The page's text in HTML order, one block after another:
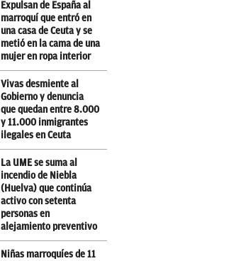
Expulsan de España al
marroquí que entró en
una casa de Ceuta y se
metió en la cama de una
mujer en ropa interior
Vivas desmiente al
Gobierno y denuncia
que quedan entre 8.000
y 11.000 inmigrantes
ilegales en Ceuta
La UME se suma al
incendio de Niebla
(Huelva) que continúa
activo con setenta
personas en
alejamiento preventivo
Niñas marroquíes de 11